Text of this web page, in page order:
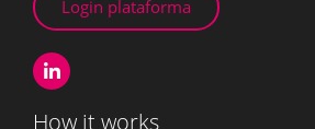
Login plataforma
How it works